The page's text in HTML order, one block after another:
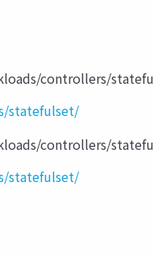
controllers/
statefulset/
controllers/
statefulset/